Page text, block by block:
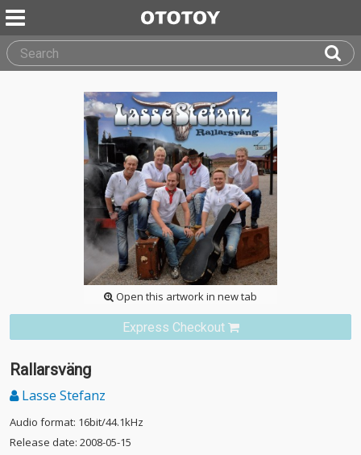
Open this artwork in new tab
Express Checkout
Rallarsväng
Lasse Stefanz
Audio format: 16bit/44.1kHz
Release date: 2008-05-15